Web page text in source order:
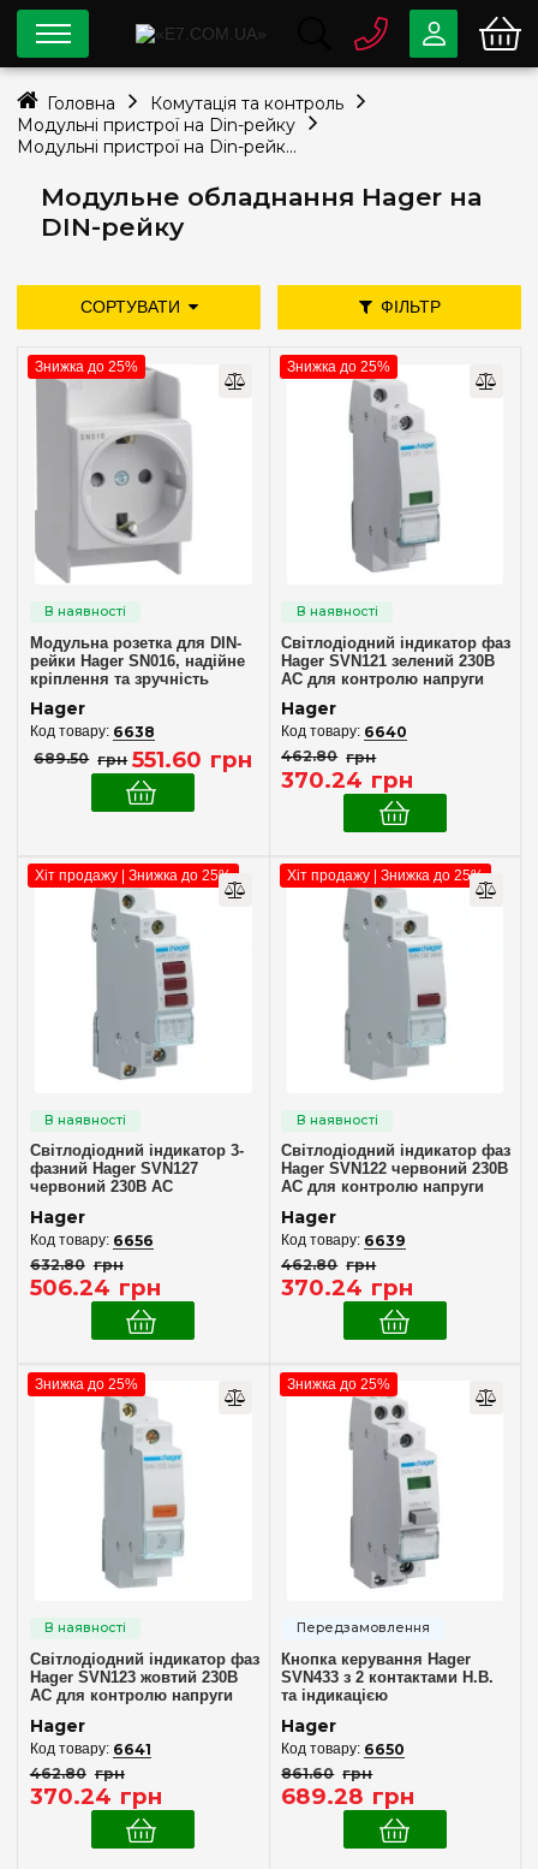
Модульне обладнання Hager на
DIN-рейку
СОРТУВАТИ ФІЛЬТР
Ціна
—
Тип пристрою
Індикатор наявності напруги (5)
Кнопка
Розетка на дин-рейку
Кількість полюсів
1(1)
Номінальний струм, А
Колір
Білий (1)
(1)
Зелений (4)
Помаранчевий
Сірий(1)
Червоний
Мережа
1 фаза
3 фази(1)
Контроль наявності фаз(5)
дешевше дорожче
нові надходження
популярність
Знижка до 25%
Модульна розетка для DIN-
рейки Hager SN016, надійне
кріплення та зручність
Hager
6638
689.50 грн 551.60 грн
Знижка до 25%
Світлодіодний індикатор фаз
Hager SVN121 зелений 230В
АС для контролю напруги
Hager
6640
462.80 грн
370.24 грн
Хіт продажу | Знижка до 25%
Світлодіодний індикатор 3-
фазний Hager SVN127
червоний 230В AC
Hager
6656
632.80 грн
506.24 грн
Хіт продажу | Знижка до 25%
Світлодіодний індикатор фаз
Hager SVN122 червоний 230В
AC для контролю напруги
Hager
6639
462.80 грн
370.24 грн
Знижка до 25%
Світлодіодний індикатор фаз
Hager SVN123 жовтий 230В
АС для контролю напруги
Hager
6641
462.80 грн
370.24 грн
Знижка до 25%
Кнопка керування Hager
SVN433 з 2 контактами Н.В.
та індикацією
Hager
6650
861.60 грн
689.28 грн
0 80033-63-07
info@e7.com.ua
Viber Telegram
Головна
Комутація та контроль
Модульні пристрої на Din-рейку
Модульні пристрої на Din-рейку Hager